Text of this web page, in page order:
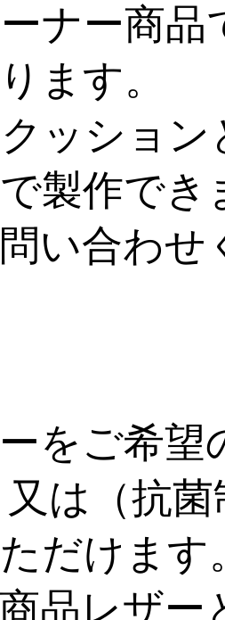
ナー商
ます。
ッショ
製作でき
い合わせ
をご希望
は（抗
だけます
品レザ